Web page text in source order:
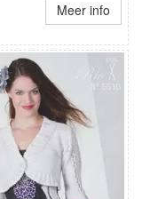
Meer info